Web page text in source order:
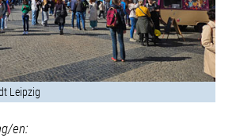
Leipzig
en: